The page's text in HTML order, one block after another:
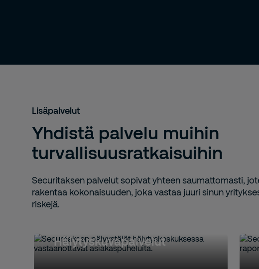
Lisäpalvelut
Yhdistä palvelu muihin
turvallisuusratkaisuihin
Securitaksen palvelut sopivat yhteen saumattomasti,
rakentaa kokonaisuuden, joka vastaa juuri sinun
riskejä.
Hälytyskuvapalvelut